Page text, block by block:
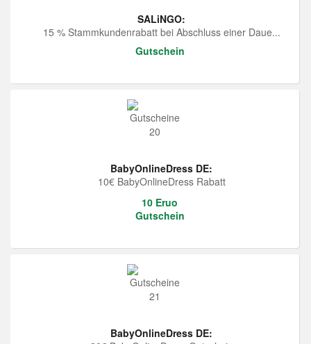
SALiNGO:
15 % Stammkundenrabatt bei Abschluss einer Daue...
Gutschein
BabyOnlineDress DE:
10€ BabyOnlineDress Rabatt
10 Eruo
Gutschein
BabyOnlineDress DE: